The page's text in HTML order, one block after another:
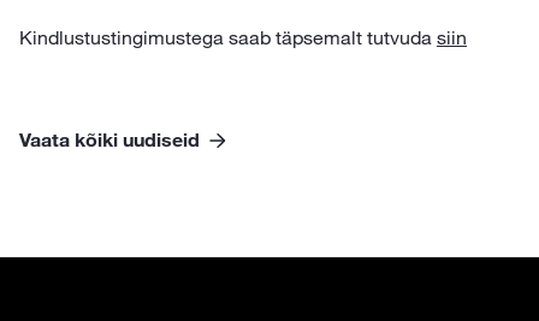
Kindlustustingimustega saab täpsemalt tutvuda siin
Vaata kõiki uudiseid